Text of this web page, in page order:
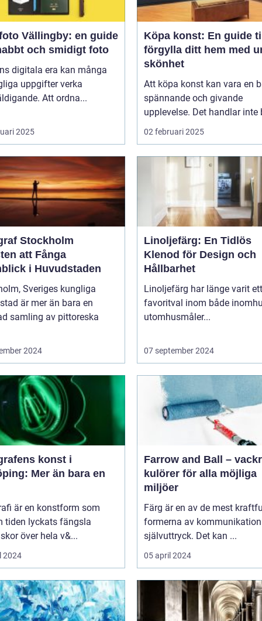
Vällingby: en guide
och smidigt foto
digitala era kan många
uppgifter verka
Att ordna...
2025
Köpa konst: En guide
förgylla ditt hem med
skönhet
Att köpa konst kan vara en
spännande och givande
upplevelse. Det handlar inte
02 februari 2025
Stockholm
att Fånga
i Huvudstaden
Sveriges kungliga
är mer än bara en
samling av pittoreska
2024
Linoljefärg: En Tidlös
Klenod för Design och
Hållbarhet
Linoljefärg har länge varit ett
favoritval inom både
utomhusmåler...
07 september 2024
konst i
Mer än bara en
är en konstform som
tiden lyckats fängsla
över hela v&...
2024
Farrow and Ball –
kulörer för alla möjliga
miljöer
Färg är en av de mest
formerna av
självuttryck. Det kan ...
05 april 2024